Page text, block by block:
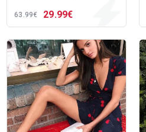
63 99€ 29 99€